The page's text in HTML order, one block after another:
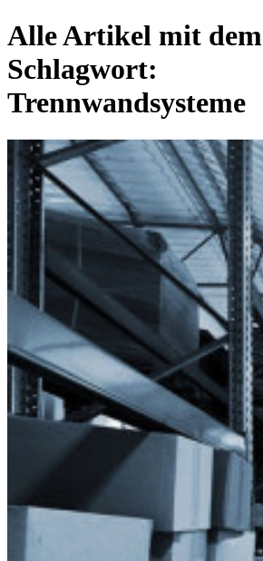
Alle Artikel mit dem
Schlagwort:
Trennwandsysteme